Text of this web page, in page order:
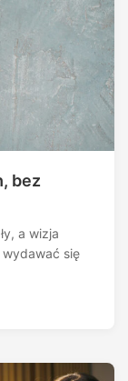
bez
a wizja
wydawać się